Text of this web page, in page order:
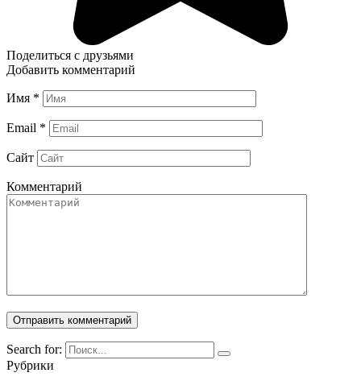
Поделиться с друзьями
Добавить комментарий
Имя *
Email *
Сайт
Комментарий
Search for:
Рубрики